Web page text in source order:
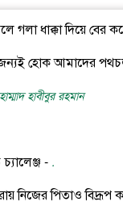
ধাক্কা দিয়ে বের
জন্যই হোক আমাদের
হাবীবুর রহমান
- .
নিজের পিতাও